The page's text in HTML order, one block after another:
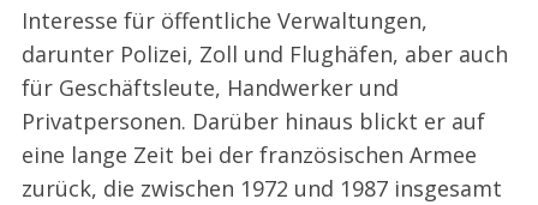
Interesse für öffentliche Verwaltungen,
darunter Polizei, Zoll und Flughäfen, aber auch
für Geschäftsleute, Handwerker und
Privatpersonen. Darüber hinaus blickt er auf
eine lange Zeit bei der französischen Armee
zurück, die zwischen 1972 und 1987 insgesamt